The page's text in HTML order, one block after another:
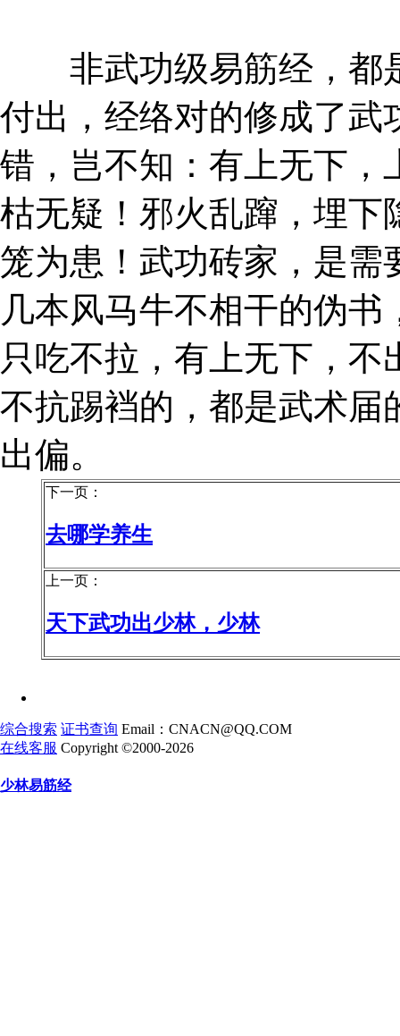
非武功级易筋经，都
付出，经络对的修成了武
错，岂不知：有上无下，
枯无疑！邪火乱蹿，埋下
笼为患！武功砖家，是需
几本风马牛不相干的伪
只吃不拉，有上无下，
不抗踢裆的，都是武术届
出偏。
下一页：
去哪学养生
上一页：
天下武功出少林，少林
综合搜索 证书查询 Email：CNACN@QQ.COM
在线客服 Copyright ©2000-2026
少林易筋经